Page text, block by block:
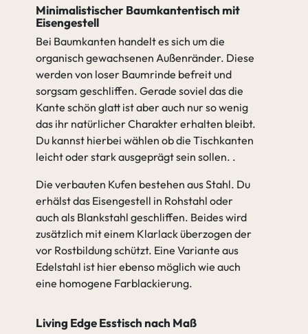
Minimalistischer Baumkantentisch mit
Eisengestell
Bei Baumkanten handelt es sich um die
organisch gewachsenen Außenränder. Diese
werden von loser Baumrinde befreit und
sorgsam geschliffen. Gerade soviel das die
Kante schön glatt ist aber auch nur so wenig
das ihr natürlicher Charakter erhalten bleibt.
Du kannst hierbei wählen ob die Tischkanten
leicht oder stark ausgeprägt sein sollen.
Die verbauten Kufen bestehen aus Stahl. Du
erhälst das Eisengestell in Rohstahl oder
auch als Blankstahl geschliffen. Beides wird
zusätzlich mit einem Klarlack überzogen der
vor Rostbildung schützt. Eine Variante aus
Edelstahl ist hier ebenso möglich wie auch
eine homogene Farblackierung.
Living Edge Esstisch nach Maß